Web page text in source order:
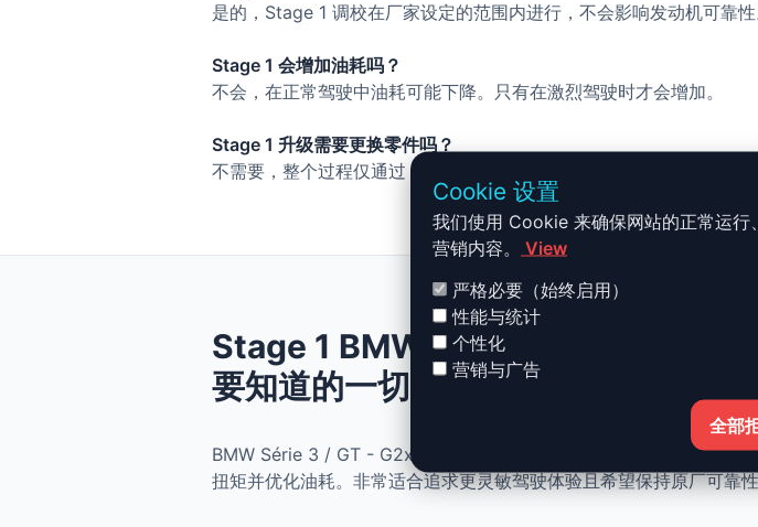
是的，Stage 1 调校在厂家设定的范围内进行，不会影响发动机可靠性
Stage 1 会增加油耗吗？
不会，在正常驾驶中油耗可能下降。只有在激烈驾驶时才会增加。
Stage 1 升级需要更换零件吗？
不需要，整个过程仅通过 ECU 调校完成，无需机械改装。
Stage 1 BMW Série 3 / GT - G2x
要知道的一切
BMW Série 3 / GT - G2x - 2019 et + M340d - 340ch 的 Stage 1 升
扭矩并优化油耗。非常适合追求更灵敏驾驶体验且希望保持原厂可靠
Cookie 设置
我们使用 Cookie 来确保网站的正常运
营销内容。
View
严格必要（始终启用）
性能与统计
个性化
营销与广告
全部